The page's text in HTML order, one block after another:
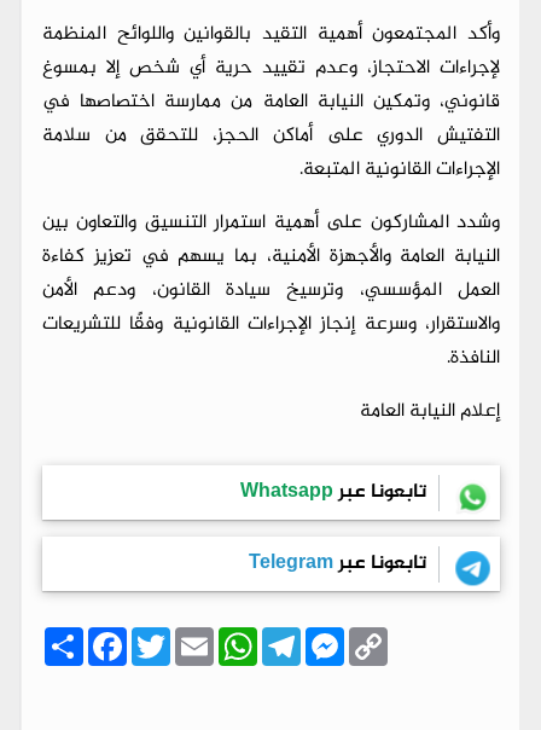
وأكد المجتمعون أهمية التقيد بالقوانين واللوائح المنظمة
لإجراءات الاحتجاز، وعدم تقييد حرية أي شخص إلا بمسوغ
قانوني، وتمكين النيابة العامة من ممارسة اختصاصها في
التفتيش الدوري على أماكن الحجز، للتحقق من سلامة
الإجراءات القانونية المتبعة.
وشدد المشاركون على أهمية استمرار التنسيق والتعاون بين
النيابة العامة والأجهزة الأمنية، بما يسهم في تعزيز كفاءة
العمل المؤسسي، وترسيخ سيادة القانون، ودعم الأمن
والاستقرار، وسرعة إنجاز الإجراءات القانونية وفقًا للتشريعات
النافذة.
إعلام النيابة العامة
تابعونا عبرWhatsapp
تابعونا عبرTelegram
ا
ن
ش
F
a
c
T
wi
E
m
a
W
h
a
T
el
M
e
s
C
o
p